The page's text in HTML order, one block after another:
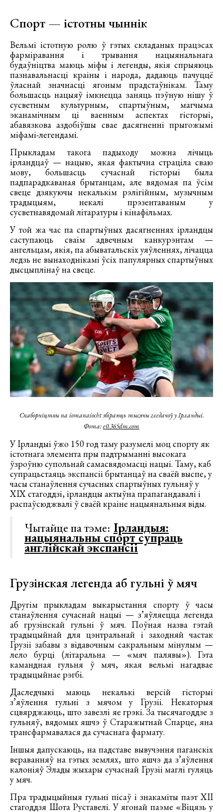
Спорт — істотны чыннік
Вельмі істотную ролю ў гэтых складаных працэсах
фарміравання і трывання нацыянальнага
будаўніцтва маюць міфы і легенды, якія спрыяюць
пазнавальнасці краіны і народа, дадаюць пачуццё
ўласнай значнасці ягоным прадстаўнікам. Таму
большасць нацыяў імкнецца заняць пэўную нішу ў
сусветным культурным, спартыўным, магчыма
эканамічным ці ваенным аспектах гісторыі,
абавязкова аздобіўшы свае дасягненні прыгожымі
міфамі-легендамі.
Прыкладам такога падыходу можна лічыць
ірландцаў — нацыю, якая фактычна страціла сваю
мову, большасць сучаснай гісторыі была
падпарадкаваная брытанцам, але вядомая па ўсім
свеце дзякуючы некалькім рэлігійным, музычным
традыцыям, некалі прэзентаваным у
сусветнавядомай літаратуры і кінафільмах.
У той жа час па спартыўных дасягненнях ірландцы
саступаюць сваім адвечным канкурэнтам —
ангельцам, якія, па абыватальскіх уяўленнях, лічацца
ледзь не вынаходнікамі ўсіх папулярных спартыўных
дысцыплінаў на свеце.
Спаборніцтвы па iomanaiocht збіраюць тысячы гледачоў у Ірландыі.
Фота:e0.365dm.com
У Ірландыі ўжо 150 год таму разумелі моц спорту як
істотнага элемента пры падтрыманні высокага
ўзроўню супольнай самасвядомасці нацыі. Таму, каб
супрацьстаяць экспансіі брытанцаў на сваёй выспе, у
часы станаўлення сучасных спартыўных гульняў у
XIX стагоддзі, ірландцы актыўна прапагандавалі і
распаўсюджвалі ў сваёй краіне нацыянальныя віды.
Чытайце па тэме: Ірландыя:
нацыянальны спорт супраць
англійскай экспансіі
Грузінская легенда аб гульні ў мяч
Другім прыкладам выкарыстання спорту ў часы
станаўлення сучаснай нацыі — з’яўляецца легенда
аб грузінскай гульні ў мяч. Поўная назва гэтай
традыцыйнай для цэнтральнай і заходняй частак
Грузіі забавы з відавочным сакральным мінулым —
лело бурці (літаральна — «мяч палявы»). Гэта
камандная гульня ў мяч, якая вельмі нагадвае
традыцыйнае рэгбі.
Даследчыкі маюць некалькі версій гісторыі
з’яўлення гульні з мячом у Грузіі. Некаторыя
сцвярджаюць, што завезлі яе грэкі. За тысячагоддзе з
гульняў, вядомых яшчэ ў Старажытнай Спарце, яна
трансфармавалася да сучаснага фармату.
Іншыя дапускаюць, на падставе вывучэння паганскіх
вераванняў на гэтых землях, што яшчэ да з’яўлення
калоніяў Элады жыхары сучаснай Грузіі маглі гуляць
у мяч.
Пра традыцыйныя гульні пісаў і знакаміты паэт XII
стагоддзя Шота Руставелі. У ягонай паэме «Віцязь у